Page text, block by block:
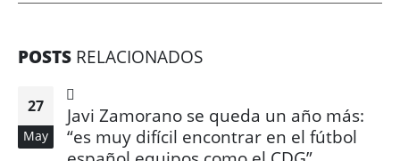
POSTS RELACIONADOS
27
May
Javi Zamorano se queda un año más:
“es muy difícil encontrar en el fútbol